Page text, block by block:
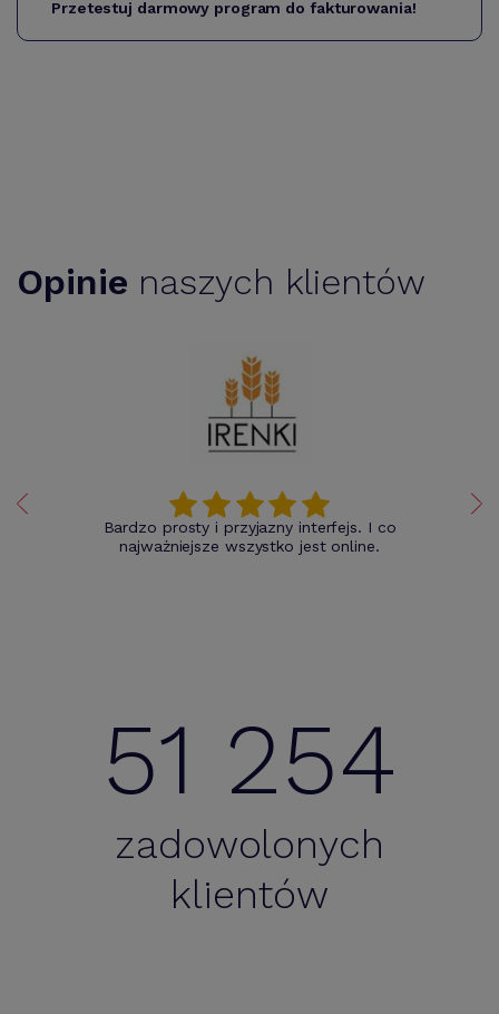
Przetestuj darmowy program do fakturowania!
Opinie naszych klientów
Bardzo prosty i przyjazny interfejs. I co
najważniejsze wszystko jest online.
51 254
zadowolonych
klientów